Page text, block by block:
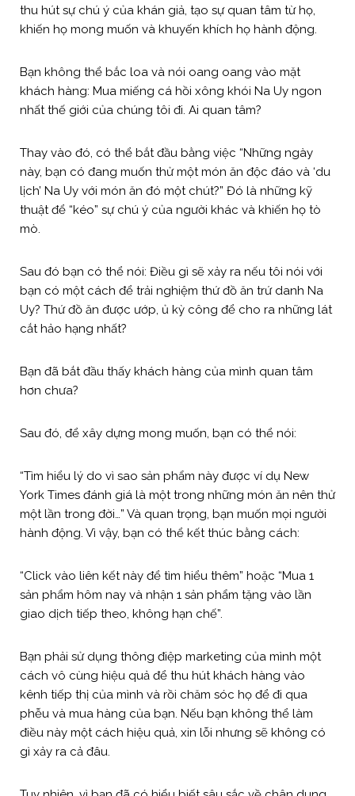
thu hút sự chú ý của khán giả, tạo sự quan tâm từ họ,
khiến họ mong muốn và khuyến khích họ hành động.
Bạn không thể bắc loa và nói oang oang vào mặt
khách hàng: Mua miếng cá hồi xông khói Na Uy ngon
nhất thế giới của chúng tôi đi. Ai quan tâm?
Thay vào đó, có thể bắt đầu bằng việc “Những ngày
này, bạn có đang muốn thử một món ăn độc đáo và ‘du
lịch’ Na Uy với món ăn đó một chút?” Đó là những kỹ
thuật để “kéo” sự chú ý của người khác và khiến họ tò
mò.
Sau đó bạn có thể nói: Điều gì sẽ xảy ra nếu tôi nói với
bạn có một cách để trải nghiệm thứ đồ ăn trứ danh Na
Uy? Thứ đồ ăn được ướp, ủ kỳ công để cho ra những lát
cắt hảo hạng nhất?
Bạn đã bắt đầu thấy khách hàng của mình quan tâm
hơn chưa?
Sau đó, để xây dựng mong muốn, bạn có thể nói:
“Tìm hiểu lý do vì sao sản phẩm này được ví dụ New
York Times đánh giá là một trong những món ăn nên thử
một lần trong đời…” Và quan trọng, bạn muốn mọi người
hành động. Vì vậy, bạn có thể kết thúc bằng cách:
“Click vào liên kết này để tìm hiểu thêm” hoặc “Mua 1
sản phẩm hôm nay và nhận 1 sản phẩm tặng vào lần
giao dịch tiếp theo, không hạn chế”.
Bạn phải sử dụng thông điệp marketing của mình một
cách vô cùng hiệu quả để thu hút khách hàng vào
kênh tiếp thị của mình và rồi chăm sóc họ để đi qua
phễu và mua hàng của bạn. Nếu bạn không thể làm
điều này một cách hiệu quả, xin lỗi nhưng sẽ không có
gì xảy ra cả đâu.